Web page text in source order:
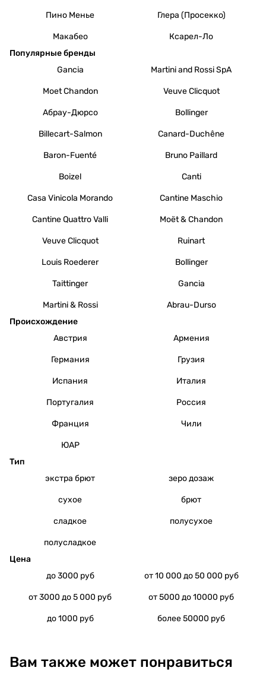
Пино Менье Глера (Просекко)
Макабео
Ксарел-Ло
Популярные бренды
Gancia
Martini and Rossi SpA
Moet Chandon Veuve Clicquot
Абрау-Дюрсо Bollinger
Billecart-Salmon Canard-Duchêne
Baron-Fuenté Bruno Paillard
Boizel Canti
Casa Vinicola Morando Cantine Maschio
Cantine Quattro Valli Moët & Chandon
Veuve Clicquot Ruinart
Louis Roederer Bollinger
Taittinger Gancia
Martini & Rossi
Abrau-Durso
Происхождение
Австрия
Армения
Германия Грузия
Испания Италия
Португалия Россия
Франция Чили
ЮАР
Тип
экстра брют
зеро дозаж
сухое брют
сладкое полусухое
полусладкое
Цена
до 3000 руб
от 10 000 до 50 000 руб
от 3000 до 5 000 руб от 5000 до 10000 руб
до 1000 руб более 50000 руб
Вам также может понравиться